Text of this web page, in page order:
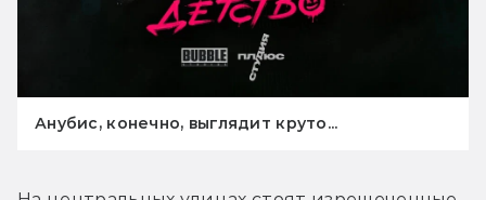
Анубис, конечно, выглядит круто...